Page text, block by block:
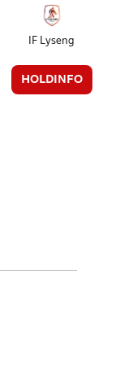
IF Lyseng
HOLDINFO